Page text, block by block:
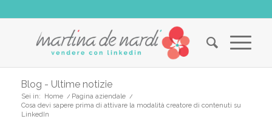
Blog - Ultime notizie
Sei in: Home / Pagina aziendale /
Cosa devi sapere prima di attivare la modalità creatore di contenuti su
LinkedIn